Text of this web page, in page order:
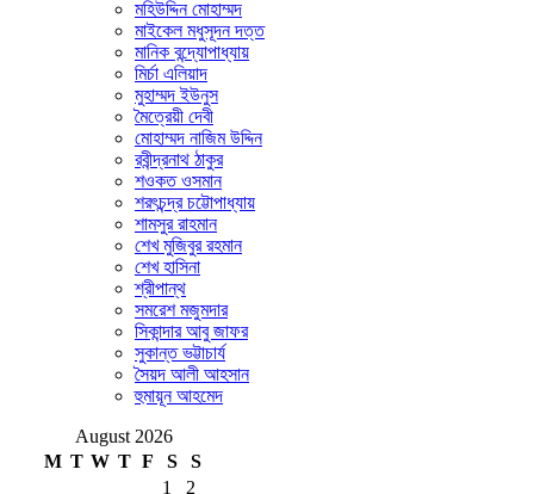
মহিউদ্দিন মোহাম্মদ
মাইকেল মধুসূদন দত্ত
মানিক বন্দ্যোপাধ্যায়
মির্চা এলিয়াদ
মুহাম্মদ ইউনুস
মৈত্রেয়ী দেবী
মোহাম্মদ নাজিম উদ্দিন
রবীন্দ্রনাথ ঠাকুর
শওকত ওসমান
শরৎচন্দ্র চট্টোপাধ্যায়
শামসুর রাহমান
শেখ মুজিবুর রহমান
শেখ হাসিনা
শ্রীপান্থ
সমরেশ মজুমদার
সিকান্দার আবু জাফর
সুকান্ত ভট্টাচার্য
সৈয়দ আলী আহসান
হুমায়ূন আহমেদ
August 2026
M T W T F S
S
1
2